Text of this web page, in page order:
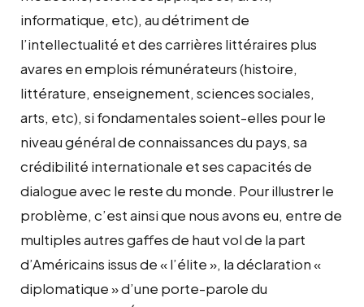
informatique, etc), au détriment de
l’intellectualité et des carrières littéraires plus
avares en emplois rémunérateurs (histoire,
littérature, enseignement, sciences sociales,
arts, etc), si fondamentales soient-elles pour le
niveau général de connaissances du pays, sa
crédibilité internationale et ses capacités de
dialogue avec le reste du monde. Pour illustrer le
problème, c’est ainsi que nous avons eu, entre de
multiples autres gaffes de haut vol de la part
d’Américains issus de « l’élite », la déclaration «
diplomatique » d’une porte-parole du